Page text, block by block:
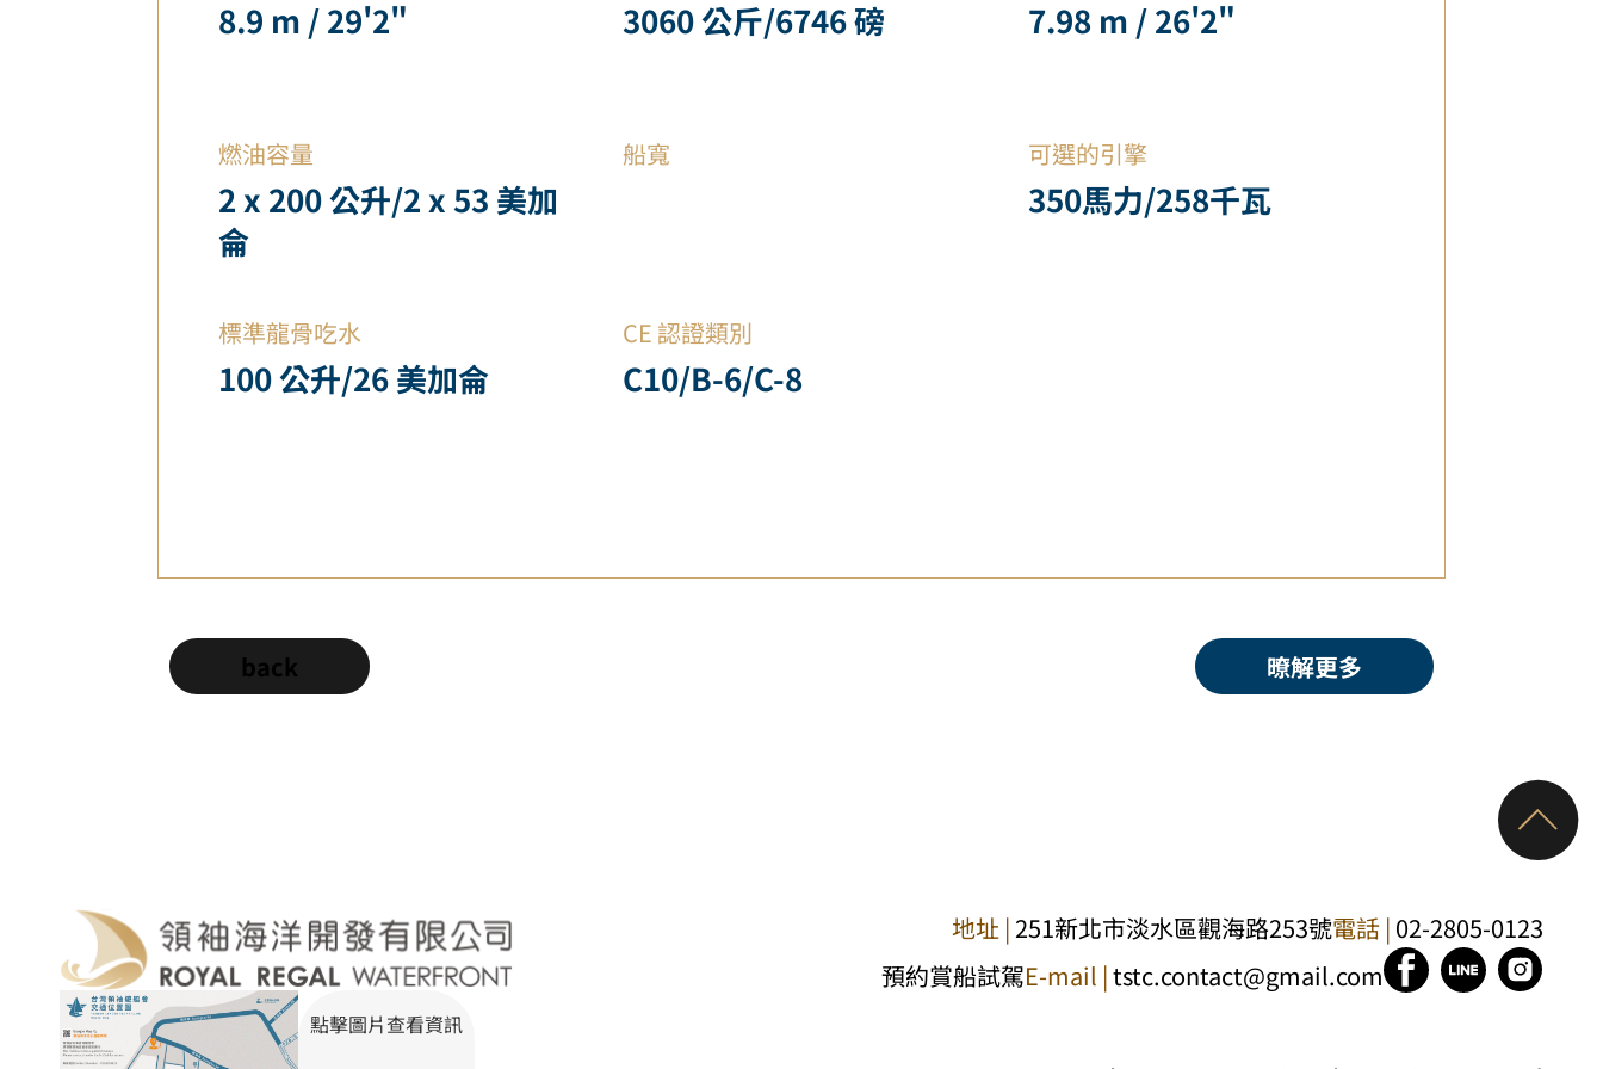
8.9 m / 29'2" 3060 公斤/6746 磅 7.98 m / 26'2"
燃油容量
2 x 200 公升/2 x 53 美加
侖
船寬 可選的引擎
350馬力/258千瓦
標準龍骨吃水
100 公升/26 美加侖
CE 認證類別
C10/B-6/C-8
back 暸解更多
點擊圖片查看資訊
地址 |251新北市淡水區觀海路253號電話 | 02-2805-0123
預約賞船試駕E-mail |tstc.contact@gmail.com